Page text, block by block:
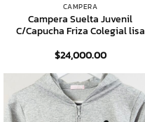
CAMPERA
Campera Suelta Juvenil
C/Capucha Friza Colegial lisa
$24,000.00